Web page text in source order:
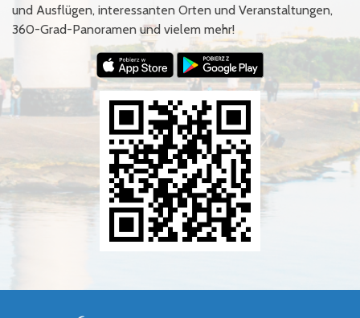
und Ausflügen, interessanten Orten und Veranstaltungen,
360-Grad-Panoramen und vielem mehr!